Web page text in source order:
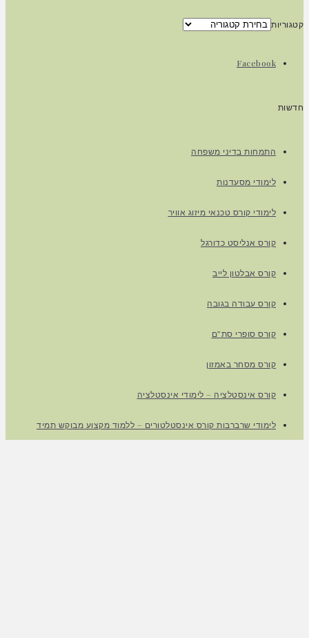
קטגוריות
Facebook
חדשות
התמחות בדיני משפחה
לימודי מסעדנות
לימודי קורס טכנאי מיזוג אוויר
קורס אנליסט כדורגל
קורס אבלטון לייב
קורס עבודה בגובה
קורס סופרי סת”ם
קורס מסחר באמזון
קורס אינסטלציה – לימודי אינסטלציה
לימודי שרברבות קורס אינסטלטורים – ללמוד מקצוע מבוקש תמיד